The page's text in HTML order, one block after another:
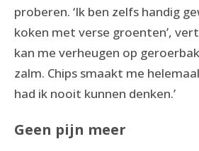
proberen. ‘Ik ben zelfs handig
koken met verse groenten’,
kan me verheugen op
zalm. Chips smaakt me
had ik nooit kunnen denken.’
Geen pijn meer